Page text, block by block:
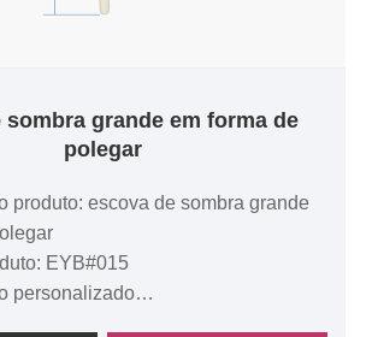
sombra grande em forma de
polegar
produto: escova de sombra grande
EYB#015
personalizado